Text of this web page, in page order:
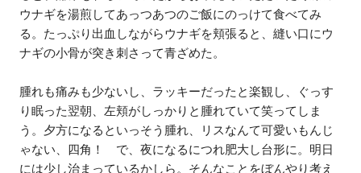
ウナギを湯煎してあっつあつのご飯にのっけて食べてみ
る。たっぷり出血しながらウナギを頬張ると、縫い口にウ
ナギの小骨が突き刺さって青ざめた。
腫れも痛みも少ないし、ラッキーだったと楽観し、ぐっす
り眠った翌朝、左頬がしっかりと腫れていて笑ってしま
う。夕方になるといっそう腫れ、リスなんて可愛いもんじ
ゃない、四角！ で、夜になるにつれ肥大し台形に。明日
には少し治まっているかしら。そんなことをぼんやり考え